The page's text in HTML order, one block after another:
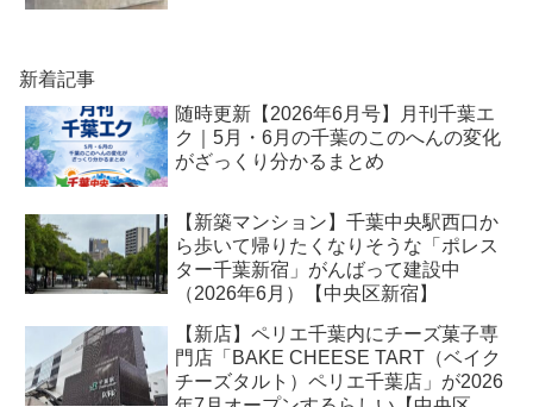
新着記事
随時更新【2026年6月号】月刊千葉エ
ク｜5月・6月の千葉のこのへんの変化
がざっくり分かるまとめ
【新築マンション】千葉中央駅西口か
ら歩いて帰りたくなりそうな「ポレス
ター千葉新宿」がんばって建設中
（2026年6月）【中央区新宿】
【新店】ペリエ千葉内にチーズ菓子専
門店「BAKE CHEESE TART（ベイク
チーズタルト）ペリエ千葉店」が2026